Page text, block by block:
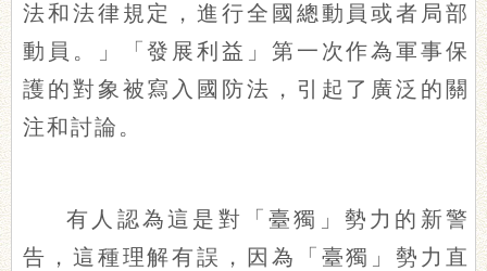
法和法律規定，進行全國總動員或者局部
動員。」「發展利益」第一次作為軍事保
護的對象被寫入國防法，引起了廣泛的關
注和討論。
有人認為這是對「臺獨」勢力的新警
告，這種理解有誤，因為「臺獨」勢力直